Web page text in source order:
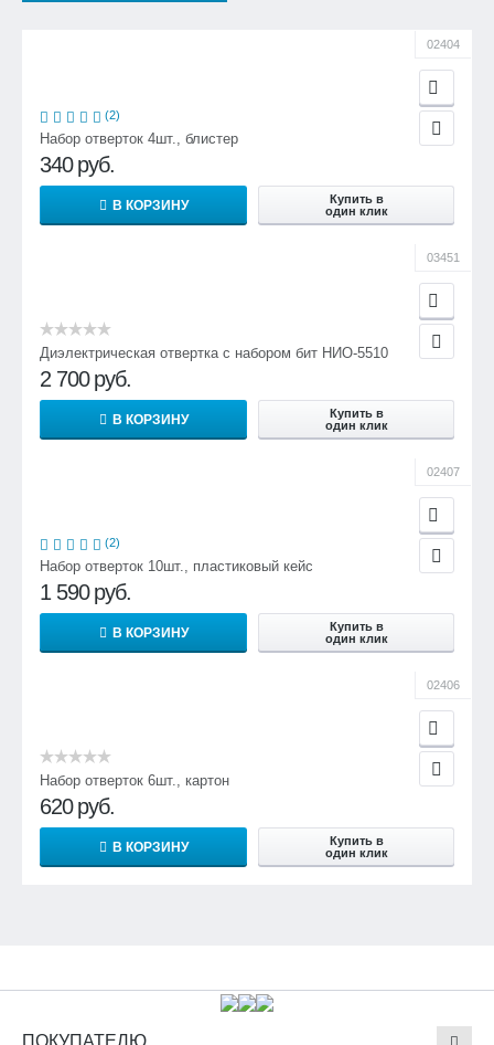
02404
(2)
Набор отверток 4шт., блистер
340 руб.
В КОРЗИНУ
Купить в
один клик
03451
Диэлектрическая отвертка с набором бит НИО-5510
2 700 руб.
В КОРЗИНУ
Купить в
один клик
02407
(2)
Набор отверток 10шт., пластиковый кейс
1 590 руб.
В КОРЗИНУ
Купить в
один клик
02406
Набор отверток 6шт., картон
620 руб.
В КОРЗИНУ
Купить в
один клик
ПОКУПАТЕЛЮ